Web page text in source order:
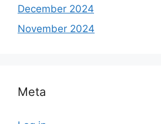
December 2024
November 2024
Meta